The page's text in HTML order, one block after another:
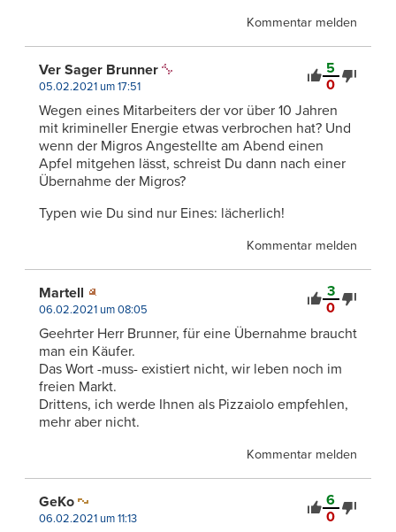
Kommentar melden
5
0
Ver Sager Brunner
05.02.2021 um 17:51
Wegen eines Mitarbeiters der vor über 10 Jahren
mit krimineller Energie etwas verbrochen hat? Und
wenn der Migros Angestellte am Abend einen
Apfel mitgehen lässt, schreist Du dann nach einer
Übernahme der Migros?
Typen wie Du sind nur Eines: lächerlich!
Kommentar melden
3
0
Martell
06.02.2021 um 08:05
Geehrter Herr Brunner, für eine Übernahme braucht
man ein Käufer.
Das Wort -muss- existiert nicht, wir leben noch im
freien Markt.
Drittens, ich werde Ihnen als Pizzaiolo empfehlen,
mehr aber nicht.
Kommentar melden
6
0
GeKo
06.02.2021 um 11:13